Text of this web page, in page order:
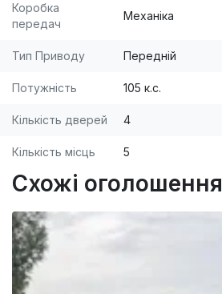
Коробка
передач
Механіка
Тип Приводу Передній
Потужність 105 к.с.
Кількість дверей 4
Кількість місць 5
Схожі оголошення